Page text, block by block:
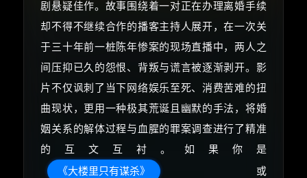
剧悬疑佳作。故事围绕着一对正在办理离婚手续
却不得不继续合作的播客主持人展开，在一次关
于三十年前一桩陈年惨案的现场直播中，两人之
间压抑已久的怨恨、背叛与谎言被逐渐剥开。影
片不仅讽刺了当下网络娱乐至死、消费苦难的扭
曲现状，更用一种极其荒诞且幽默的手法，将婚
姻关系的解体过程与血腥的罪案调查进行了精准
的互文互衬。如果你是
《大楼里只有谋杀》
或